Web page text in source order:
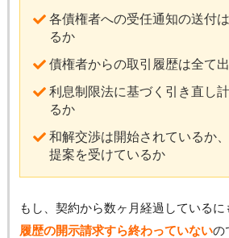
各債権者への受任通知の送付
るか
債権者からの取引履歴は全て
利息制限法に基づく引き直し
るか
和解交渉は開始されているか
提案を受けているか
もし、契約から数ヶ月経過しているに
履歴の開示請求すら終わっていないの